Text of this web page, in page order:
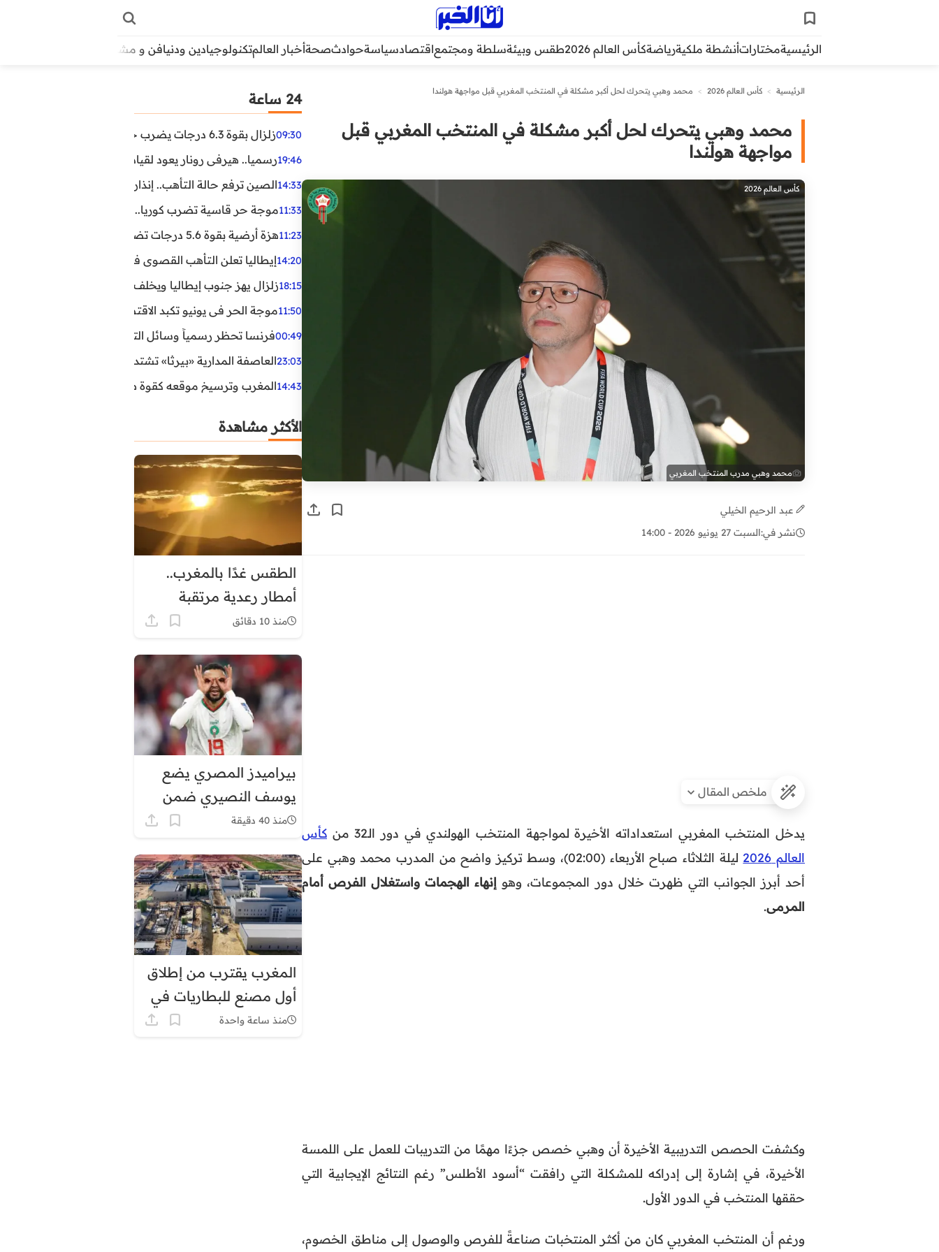
الرئيسيةمختاراتأنشطة ملكيةرياضةكأس العالم 2026 طقس وبيئةسلطة ومجتمعاقتصادسياسةحوادثصحةأخبار العالمتكنولوجيادين ودنيافن و مشاهير
الرئيسية > كأس العالم 2026 > محمد وهبي يتحرك لحل أكبر مشكلة في المنتخب المغربي قبل مواجهة هولندا
محمد وهبي يتحرك لحل أكبر مشكلة في المنتخب المغربي قبل
مواجهة هولندا
كأس العالم 2026
محمد وهبي مدرب المنتخب المغربي
عبد الرحيم الخيلي
نشر في:السبت 27 يونيو 2026 - 14:00
ملخص المقال
يدخل المنتخب المغربي استعداداته الأخيرة لمواجهة المنتخب الهولندي في دور الـ32 من
كأس
العالم 2026
ليلة الثلاثاء صباح الأربعاء (02:00)، وسط تركيز واضح من المدرب محمد وهبي على
أحد أبرز الجوانب التي ظهرت خلال دور المجموعات، وهو إنهاء الهجمات واستغلال الفرص أمام
المرمى.
وكشفت الحصص التدريبية الأخيرة أن وهبي خصص جزءًا مهمًا من التدريبات للعمل على اللمسة
الأخيرة، في إشارة إلى إدراكه للمشكلة التي رافقت “أسود الأطلس” رغم النتائج الإيجابية التي
حققها المنتخب في الدور الأول.
ورغم أن المنتخب المغربي كان من أكثر المنتخبات صناعةً للفرص والوصول إلى مناطق الخصوم،
24 ساعة
09:30زلزال بقوة 6.3 درجات يضرب جنوب الفلبين.. ولا تحذير من تسونامي حتى الآن
19:46رسميا.. هيرفي رونار يعود لقيادة منتخب كوت ديفوار
14:33الصين ترفع حالة التأهب.. إنذاران جديدان بسبب الأمطار
11:33موجة حر قاسية تضرب كوريا.. وفيات وإصابات ونفوق مئات
11:23هزة أرضية بقوة 5.6 درجات تضرب مصر
14:20إيطاليا تعلن التأهب القصوى في 23 مدينة بسبب موجة حر شديدة
18:15زلزال يهز جنوب إيطاليا ويخلف عشرات الجرحى
11:50موجة الحر في يونيو تكبد الاقتصاد البريطاني خسائر تجاوزت 1.5 مليار
00:49فرنسا تحظر رسمياً وسائل التواصل الاجتماعي على القاصرين
23:03العاصفة المدارية «بيرثا» تشتد وتقترب من سواحل
14:43المغرب وترسيخ موقعه كقوة طاقية إقليمية
الأكثر مشاهدة
الطقس غدًا بالمغرب..
أمطار رعدية مرتقبة
وحرارة تصل إلى 45 درجة
منذ 10 دقائق
بيراميدز المصري يضع
يوسف النصيري ضمن
أولوياته الهجومية
منذ 40 دقيقة
المغرب يقترب من إطلاق
أول مصنع للبطاريات في
إفريقيا
منذ ساعة واحدة